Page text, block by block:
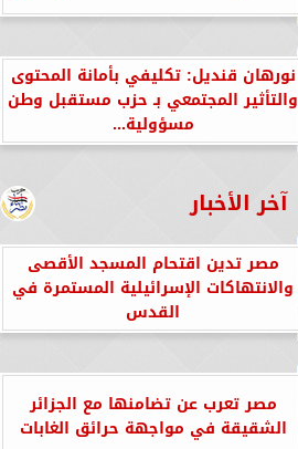
نورهان قنديل: تكليفي بأمانة المحتوى
والتأثير المجتمعي بـ حزب مستقبل وطن
مسؤولية...
آخر الأخبار
مصر تدين اقتحام المسجد الأقصى
والانتهاكات الإسرائيلية المستمرة في
القدس
مصر تعرب عن تضامنها مع الجزائر
الشقيقة في مواجهة حرائق الغابات